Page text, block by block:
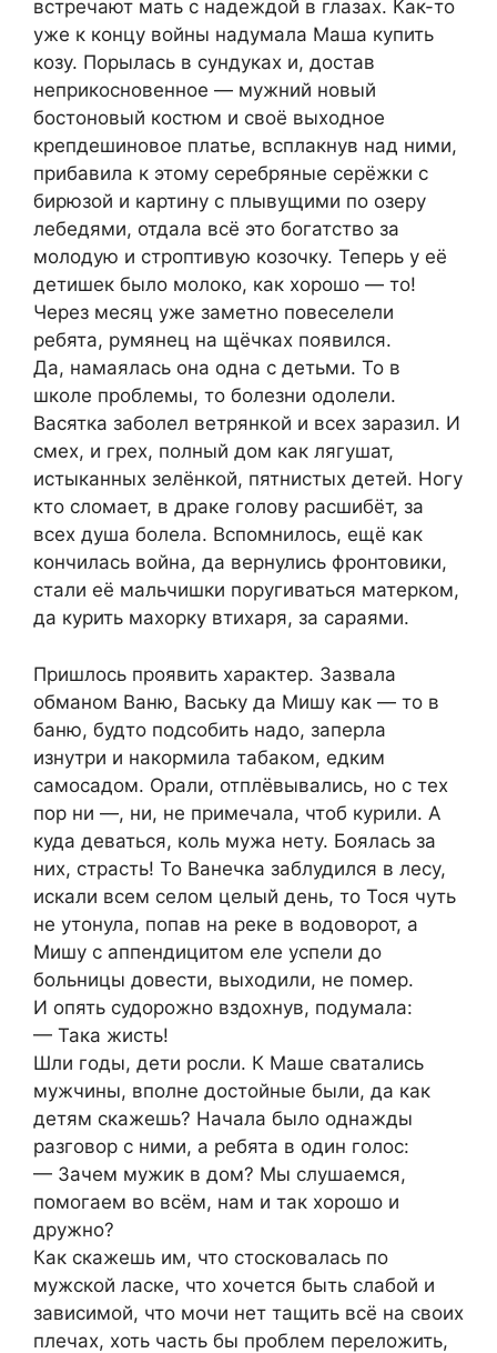
встречают мать с надеждой в глазах. Как-то
уже к концу войны надумала Маша купить
козу. Порылась в сундуках и, достав
неприкосновенное — мужний новый
бостоновый костюм и своё выходное
крепдешиновое платье, всплакнув над ними,
прибавила к этому серебряные серёжки с
бирюзой и картину с плывущими по озеру
лебедями, отдала всё это богатство за
молодую и строптивую козочку. Теперь у её
детишек было молоко, как хорошо — то!
Через месяц уже заметно повеселели
ребята, румянец на щёчках появился.
Да, намаялась она одна с детьми. То в
школе проблемы, то болезни одолели.
Васятка заболел ветрянкой и всех заразил. И
смех, и грех, полный дом как лягушат,
истыканных зелёнкой, пятнистых детей. Ногу
кто сломает, в драке голову расшибёт, за
всех душа болела. Вспомнилось, ещё как
кончилась война, да вернулись фронтовики,
стали её мальчишки поругиваться матерком,
да курить махорку втихаря, за сараями.
Пришлось проявить характер. Зазвала
обманом Ваню, Ваську да Мишу как — то в
баню, будто подсобить надо, заперла
изнутри и накормила табаком, едким
самосадом. Орали, отплёвывались, но с тех
пор ни —, ни, не примечала, чтоб курили. А
куда деваться, коль мужа нету. Боялась за
них, страсть! То Ванечка заблудился в лесу,
искали всем селом целый день, то Тося чуть
не утонула, попав на реке в водоворот, а
Мишу с аппендицитом еле успели до
больницы довести, выходили, не помер.
И опять судорожно вздохнув, подумала:
— Така жисть!
Шли годы, дети росли. К Маше сватались
мужчины, вполне достойные были, да как
детям скажешь? Начала было однажды
разговор с ними, а ребята в один голос:
— Зачем мужик в дом? Мы слушаемся,
помогаем во всём, нам и так хорошо и
дружно?
Как скажешь им, что стосковалась по
мужской ласке, что хочется быть слабой и
зависимой, что мочи нет тащить всё на своих
плечах, хоть часть бы проблем переложить,